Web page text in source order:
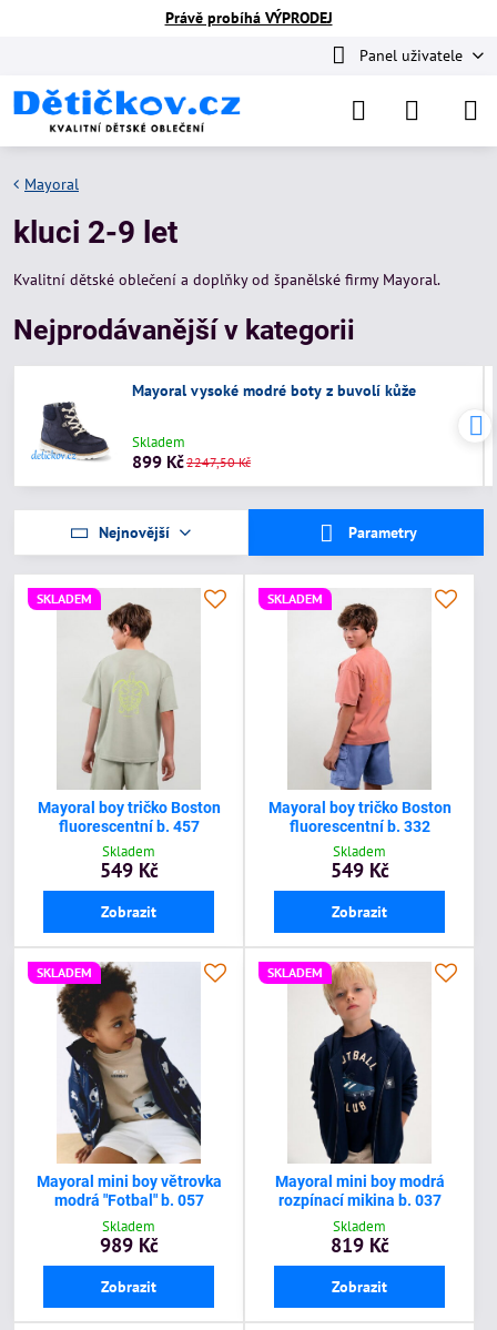
Právě probíhá VÝPRODEJ
Panel uživatele
Mayoral
kluci 2-9 let
Kvalitní dětské oblečení a doplňky od španělské firmy Mayoral.
Nejprodávanější v kategorii
Mayoral vysoké modré boty z buvolí kůže
Skladem
899 Kč2247,50 Kč
Nejnovější Parametry
SKLADEM
Mayoral boy tričko Boston
fluorescentní b. 457
Skladem
549 Kč
Zobrazit
SKLADEM
Mayoral boy tričko Boston
fluorescentní b. 332
Skladem
549 Kč
Zobrazit
SKLADEM
Mayoral mini boy větrovka
modrá "Fotbal" b. 057
Skladem
989 Kč
Zobrazit
SKLADEM
Mayoral mini boy modrá
rozpínací mikina b. 037
Skladem
819 Kč
Zobrazit